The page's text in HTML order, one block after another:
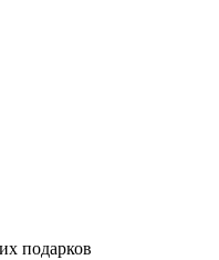
подарков